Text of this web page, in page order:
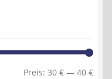
Min.
Max.
Preis: 30 € — 40 €